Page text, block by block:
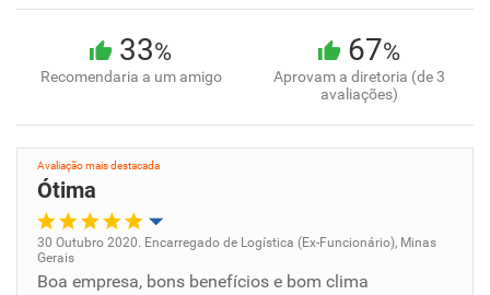
33%
Recomendaria a um amigo
67%
Aprovam a diretoria (de 3
avaliações)
Avaliação mais destacada
Ótima
Oportunidade de promoção
30 Outubro 2020. Encarregado de Logística (Ex-Funcionário), Minas
Gerais
Boa empresa, bons benefícios e bom clima